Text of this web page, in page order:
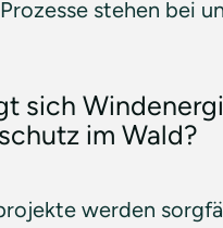
stehen bei
sich
im Wald?
werden